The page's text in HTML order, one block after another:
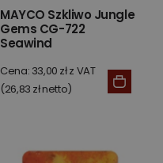
MAYCO Szkliwo Jungle
Gems CG-722
Seawind
Cena: 33,00 zł z VAT
(26,83 zł netto)